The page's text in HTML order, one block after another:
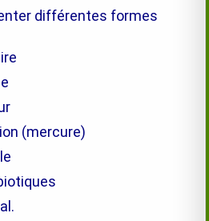
différentes formes
(mercure)